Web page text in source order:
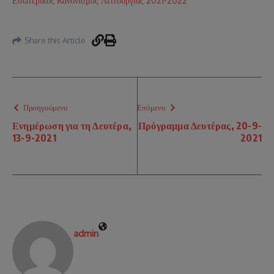
Share this Article
Προηγούμενο
Ενημέρωση για τη Δευτέρα,
13-9-2021
Επόμενο
Πρόγραμμα Δευτέρας, 20-9-
2021
admin